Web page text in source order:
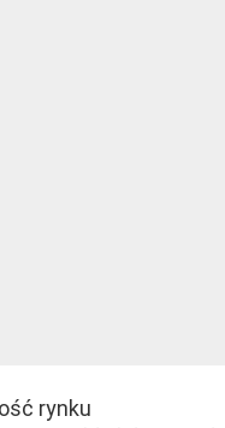
rynku